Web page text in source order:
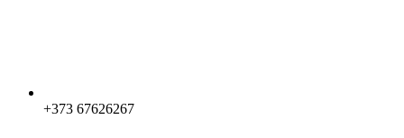
+373 67626267